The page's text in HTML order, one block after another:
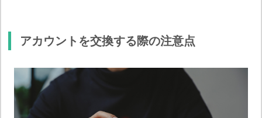
アカウントを交換する際の注意点